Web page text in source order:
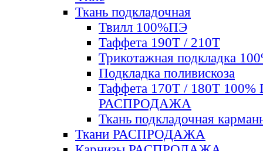
Ткань подкладочная
Твилл 100%ПЭ
Таффета 190Т / 210Т
Трикотажная подкладка
Подкладка поливискоза
Таффета 170Т / 180Т 100%
РАСПРОДАЖА
Ткань подкладочная
Ткани РАСПРОДАЖА